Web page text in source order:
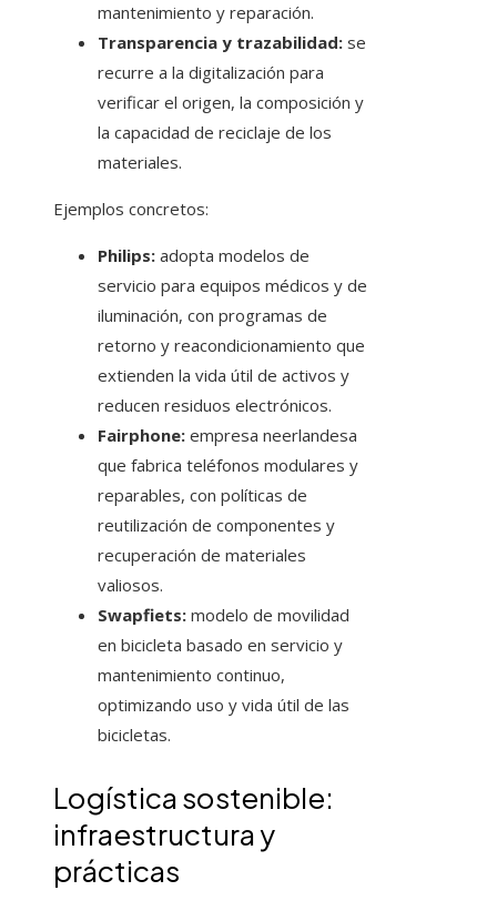
mantenimiento y reparación.
Transparencia y trazabilidad: se
recurre a la digitalización para
verificar el origen, la composición y
la capacidad de reciclaje de los
materiales.
Ejemplos concretos:
Philips: adopta modelos de
servicio para equipos médicos y de
iluminación, con programas de
retorno y reacondicionamiento que
extienden la vida útil de activos y
reducen residuos electrónicos.
Fairphone: empresa neerlandesa
que fabrica teléfonos modulares y
reparables, con políticas de
reutilización de componentes y
recuperación de materiales
valiosos.
Swapfiets: modelo de movilidad
en bicicleta basado en servicio y
mantenimiento continuo,
optimizando uso y vida útil de las
bicicletas.
Logística sostenible:
infraestructura y
prácticas